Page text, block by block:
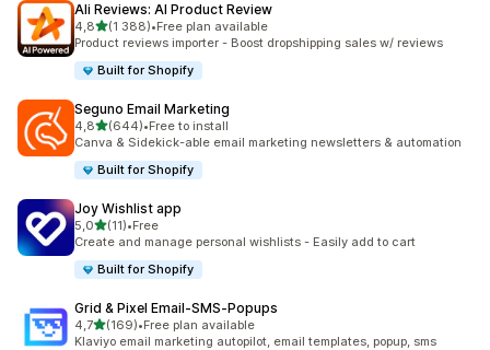
Ali Reviews: AI Product Review
4,8na 5 gwiazdek
(1 388)
Łączna liczba recenzji: 1388
•Free plan available
Product reviews importer - Boost dropshipping sales w/ reviews
Built for Shopify
Seguno Email Marketing
4,8na 5 gwiazdek
(644)
Łączna liczba recenzji: 644
•Free to install
Canva & Sidekick-able email marketing newsletters & automation
Built for Shopify
Joy Wishlist app
5,0na 5 gwiazdek
(11)
Łączna liczba recenzji: 11
•Free
Create and manage personal wishlists - Easily add to cart
Built for Shopify
Grid & Pixel Email‑SMS‑Popups
4,7na 5 gwiazdek
(169)
Łączna liczba recenzji: 169
•Free plan available
Klaviyo email marketing autopilot, email templates, popup, sms